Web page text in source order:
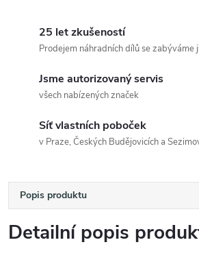
25 let zkušeností
Prodejem náhradních dílů se zabýváme
Jsme autorizovaný servis
všech nabízených značek
Síť vlastních poboček
v Praze, Českých Budějovicích a
Popis produktu
Detailní popis